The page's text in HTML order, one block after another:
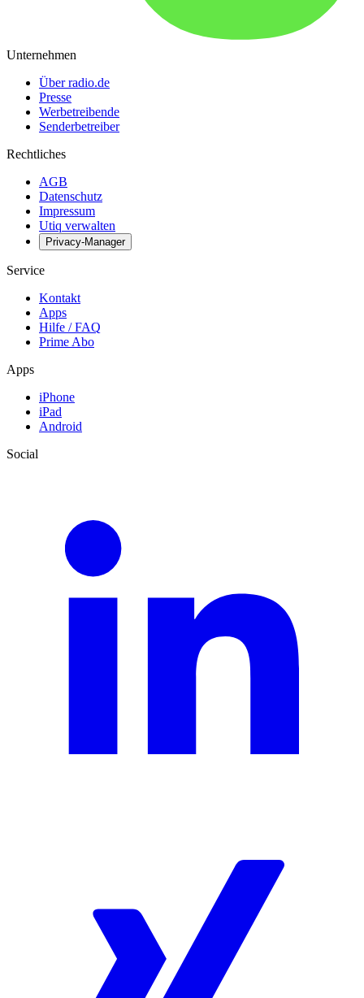
Unternehmen
Über radio.de
Presse
Werbetreibende
Senderbetreiber
Rechtliches
AGB
Datenschutz
Impressum
Utiq verwalten
Privacy-Manager
Service
Kontakt
Apps
Hilfe / FAQ
Prime Abo
Apps
iPhone
iPad
Android
Social